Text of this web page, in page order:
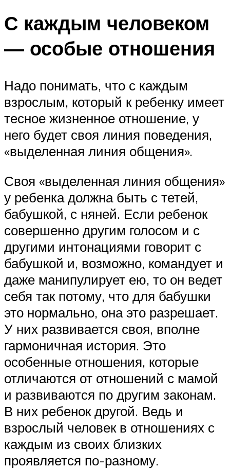
С каждым человеком
— особые отношения
Надо понимать, что с каждым
взрослым, который к ребенку имеет
тесное жизненное отношение, у
него будет своя линия поведения,
«выделенная линия общения».
Своя «выделенная линия общения»
у ребенка должна быть с тетей,
бабушкой, с няней. Если ребенок
совершенно другим голосом и с
другими интонациями говорит с
бабушкой и, возможно, командует и
даже манипулирует ею, то он ведет
себя так потому, что для бабушки
это нормально, она это разрешает.
У них развивается своя, вполне
гармоничная история. Это
особенные отношения, которые
отличаются от отношений с мамой
и развиваются по другим законам.
В них ребенок другой. Ведь и
взрослый человек в отношениях с
каждым из своих близких
проявляется по-разному.